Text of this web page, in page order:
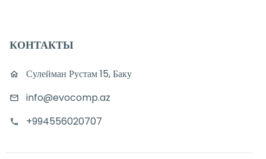
КОНТАКТЫ
Сулейман Рустам 15, Баку
info@evocomp.az
+994556020707